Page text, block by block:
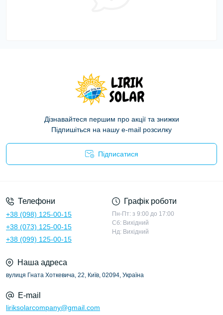
Дізнавайтеся першим про акції та знижки
Підпишіться на нашу e-mail розсилку
Підписатися
Телефони
+38 (098) 125-00-15
+38 (073) 125-00-15
+38 (099) 125-00-15
Графік роботи
Пн-Пт: з 9:00 до 17:00
Сб: Вихідний
Нд: Вихідний
Наша адреса
вулиця Гната Хоткевича, 22, Київ, 02094, Україна
E-mail
liriksolarcompany@gmail.com